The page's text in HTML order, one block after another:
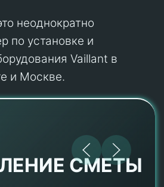
неоднократно
по установке и
Vaillant в
и Москве.
СМЕТЫ